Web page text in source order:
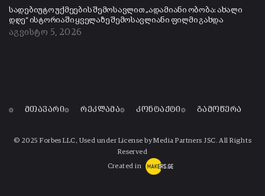
სადებიუტო უქმეების შემოსავლით „ადამიანი ობობა: ახალი
დღე“ ისტორიაში ყველაზე შემოსავლიანი ფილმი გახდა
აგვისტო 5, 2026
მთავარი რეკლამა კონტაქტი გამოწერა
© 2025 Forbes LLC, Used under License by Media Partners JSC. All Rights
Reserved
Created in